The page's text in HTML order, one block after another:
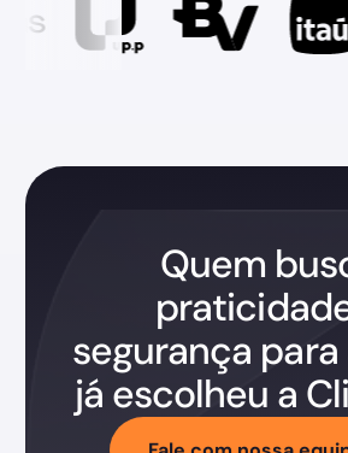
Quem
segurança para
já escolheu a